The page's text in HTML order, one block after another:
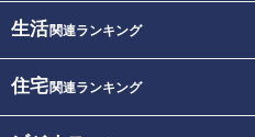
生活関連ランキング
住宅関連ランキング